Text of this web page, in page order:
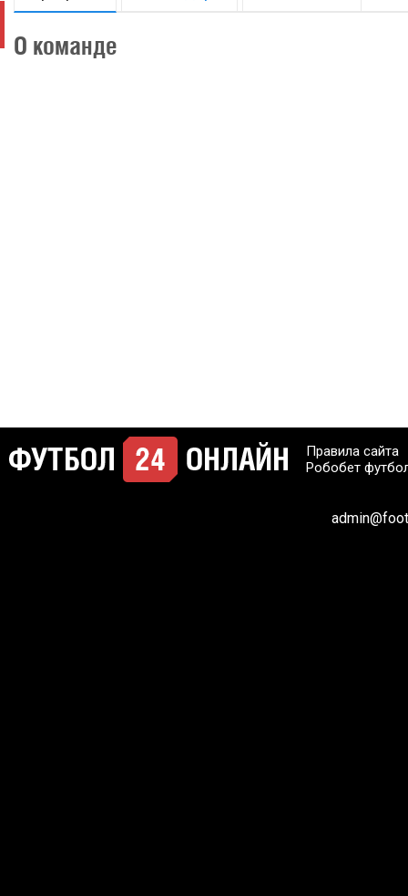
О команде
Правила сайта
Робобет